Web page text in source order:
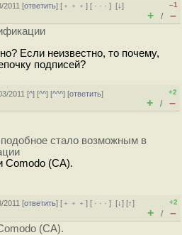
2011 [ответить] [ ﹢﹢﹢] [ · · ·][↓]
–1
+ / –
Если неизвестно, то почему,
подписей?
2011 [^] [^^] [^^^] [ответить]
+2
+ / –
стало возможным в
Comodo (CA).
2011 [ответить] [ ﹢﹢﹢] [ · · ·][↓] [↑]
+2
+ / –
(CA).